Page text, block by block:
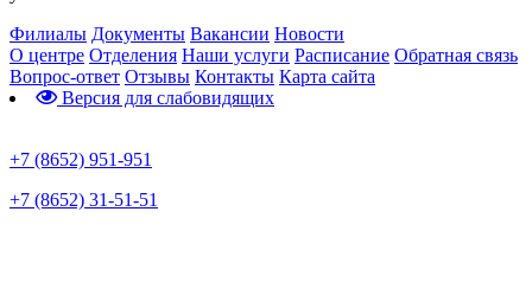
Филиалы Документы Вакансии Новости
О центре Отделения Наши услуги Расписание Обратная связь
Вопрос-ответ Отзывы Контакты Карта сайта
Версия для слабовидящих
+7 (8652) 951-951
+7 (8652) 31-51-51